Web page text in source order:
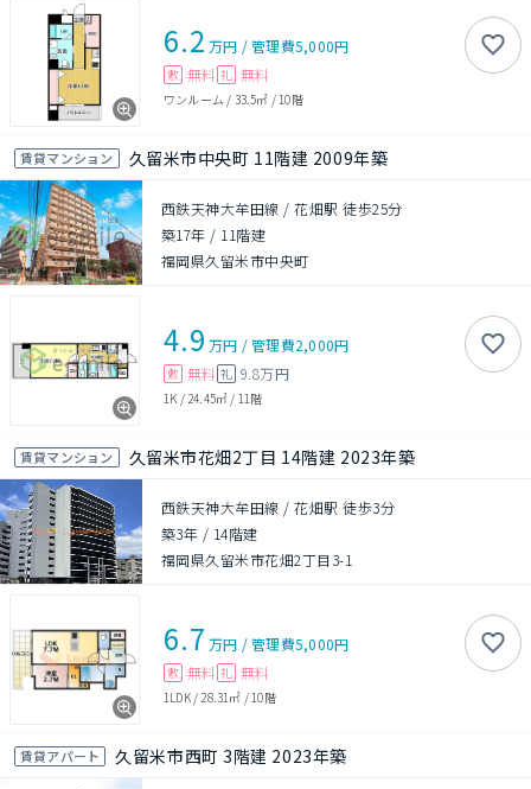
6.2 万円 /管理費5,000円
敷 無料 礼 無料
ワンルーム / 33.5㎡ / 10階
賃貸マンション 久留米市中央町 11階建 2009年築
西鉄天神大牟田線 / 花畑駅 徒歩25分
築17年 / 11階建
福岡県久留米市中央町
4.9 万円 /管理費2,000円
敷 無料 礼 9.8万円
1K / 24.45㎡ / 11階
賃貸マンション 久留米市花畑2丁目 14階建 2023年築
西鉄天神大牟田線 / 花畑駅 徒歩3分
築3年 / 14階建
福岡県久留米市花畑2丁目3-1
6.7 万円 /管理費5,000円
敷 無料 礼 無料
1LDK/ 28.31㎡ / 10階
賃貸アパート 久留米市西町 3階建 2023年築